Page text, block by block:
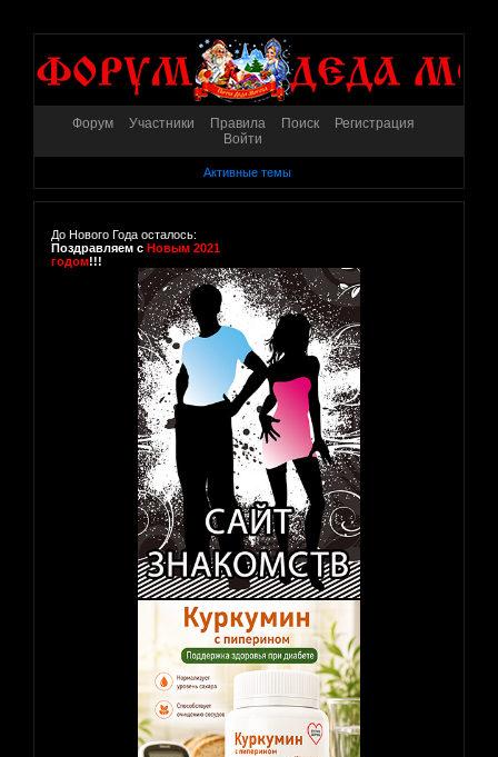
Форум Участники Правила Поиск
Регистрация
Войти
Активные темы
До Нового Года осталось:
Поздравляем с Новым 2021
годом!!!